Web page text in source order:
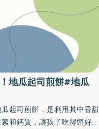
紅色，以及芝麻製的黑色。
選用葉綠素多的蔬菜類，增
含量高，對長輩健康也很有
照顧員的協助，只見老人家
有小，有圓有扁，住民葉阿
搓大點。」呂悅綾社工員表
流回味以往的懷舊經驗外，
。
地瓜起司煎餅#地瓜
起司煎餅，是利用其中香甜
和鈣質，讓孩子吃得頭好壯